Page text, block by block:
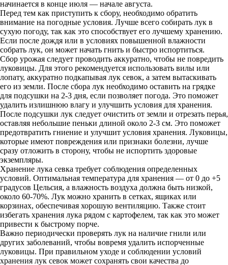
начинается в конце июля — начале августа.
Перед тем как приступить к сбору, необходимо обратить
внимание на погодные условия. Лучше всего собирать лук в
сухую погоду, так как это способствует его лучшему хранению.
Если после дождя или в условиях повышенной влажности
собрать лук, он может начать гнить и быстро испортиться.
Сбор урожая следует проводить аккуратно, чтобы не повредить
луковицы. Для этого рекомендуется использовать вилы или
лопату, аккуратно подкапывая лук севок, а затем вытаскивать
его из земли. После сбора лук необходимо оставить на грядке
для подсушки на 2-3 дня, если позволяет погода. Это поможет
удалить излишнюю влагу и улучшить условия для хранения.
После подсушки лук следует очистить от земли и отрезать перья,
оставляя небольшие пеньки длиной около 2-3 см. Это поможет
предотвратить гниение и улучшит условия хранения. Луковицы,
которые имеют повреждения или признаки болезни, лучше
сразу отложить в сторону, чтобы не испортить здоровые
экземпляры.
Хранение лука севка требует соблюдения определенных
условий. Оптимальная температура для хранения — от 0 до +5
градусов Цельсия, а влажность воздуха должна быть низкой,
около 60-70%. Лук можно хранить в сетках, ящиках или
корзинах, обеспечивая хорошую вентиляцию. Также стоит
избегать хранения лука рядом с картофелем, так как это может
привести к быстрому порче.
Важно периодически проверять лук на наличие гнили или
других заболеваний, чтобы вовремя удалить испорченные
луковицы. При правильном уходе и соблюдении условий
хранения лук севок может сохранять свои качества до